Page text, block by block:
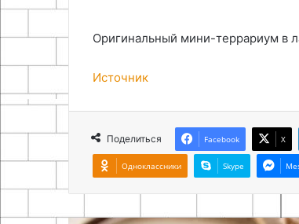
Оригинальный мини-террариум в
Источник
Поделиться Facebook X
Одноклассники Skype